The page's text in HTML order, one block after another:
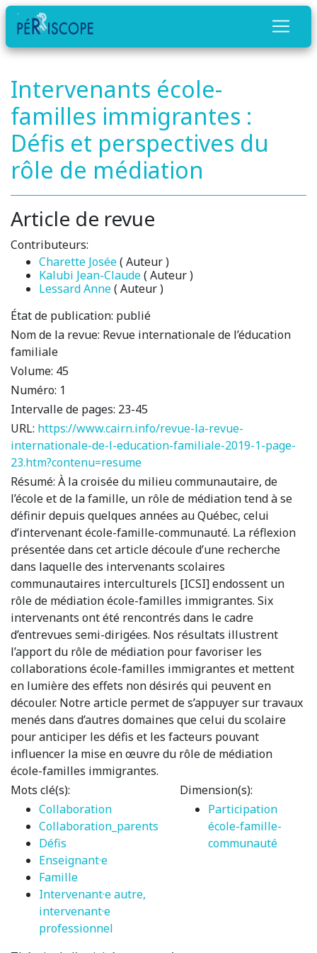
Intervenants école-
familles immigrantes :
Défis et perspectives du
rôle de médiation
Article de revue
Contributeurs:
Charette Josée( Auteur )
Kalubi Jean-Claude( Auteur )
Lessard Anne( Auteur )
État de publication: publié
Nom de la revue: Revue internationale de l’éducation
familiale
Volume: 45
Numéro: 1
Intervalle de pages: 23-45
URL: https://www.cairn.info/revue-la-revue-
internationale-de-l-education-familiale-2019-1-page-
23.htm?contenu=resume
Résumé: À la croisée du milieu communautaire, de
l’école et de la famille, un rôle de médiation tend à se
définir depuis quelques années au Québec, celui
d’intervenant école-famille-communauté. La réflexion
présentée dans cet article découle d’une recherche
dans laquelle des intervenants scolaires
communautaires interculturels [ICSI] endossent un
rôle de médiation école-familles immigrantes. Six
intervenants ont été rencontrés dans le cadre
d’entrevues semi-dirigées. Nos résultats illustrent
l’apport du rôle de médiation pour favoriser les
collaborations école-familles immigrantes et mettent
en lumière des effets non désirés qui peuvent en
découler. Notre article permet de s’appuyer sur travaux
menés dans d’autres domaines que celui du scolaire
pour anticiper les défis et les facteurs pouvant
influencer la mise en œuvre du rôle de médiation
école-familles immigrantes.
Mots clé(s):
Collaboration
Collaboration_parents
Défis
Enseignant·e
Famille
Intervenant·e autre,
intervenant·e
professionnel
Dimension(s):
Participation
école-famille-
communauté